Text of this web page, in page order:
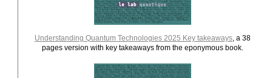
Understanding Quantum Technologies 2025 Key takeaways, a 38
pages version with key takeaways from the eponymous book.